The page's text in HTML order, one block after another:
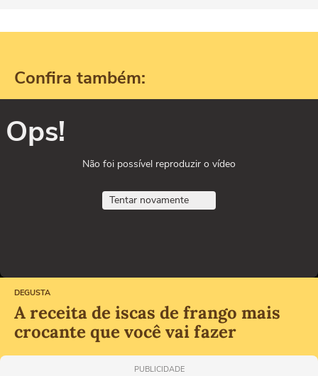
Confira também:
Ops!
Não foi possível reproduzir o vídeo
Tentar novamente
DEGUSTA
A receita de iscas de frango mais
crocante que você vai fazer
PUBLICIDADE